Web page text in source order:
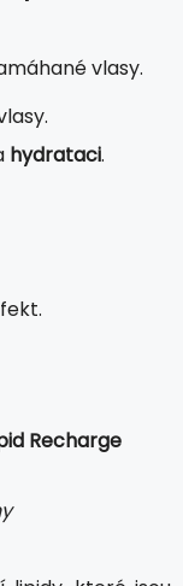
vlasy.
hydrataci.
Recharge